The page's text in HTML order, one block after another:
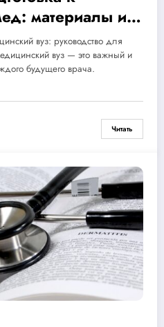
материалы и
вуз: руководство для
вуз — это важный и
будущего врача.
Читать